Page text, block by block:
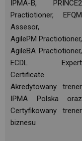
IPMA-B, PRINCE2
Practiotioner, EFQM
Assesor,
AgilePM Practiotioner,
AgileBA Practiotioner,
ECDL Expert
Certificate.
Akredytowany trener
IPMA Polska oraz
Certyfikowany trener
biznesu